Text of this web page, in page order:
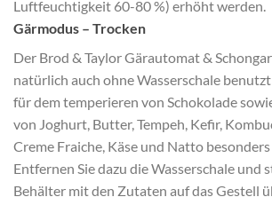
Luftfeuchtigkeit 60-80 %) erhöht werden.
Gärmodus – Trocken
Der Brod & Taylor Gärautomat &
natürlich auch ohne Wasserschale
für dem temperieren von Schokolade
von Joghurt, Butter, Tempeh, Kefir,
Creme Fraiche, Käse und Natto
Entfernen Sie dazu die Wasserschale und
Behälter mit den Zutaten auf das Gestell